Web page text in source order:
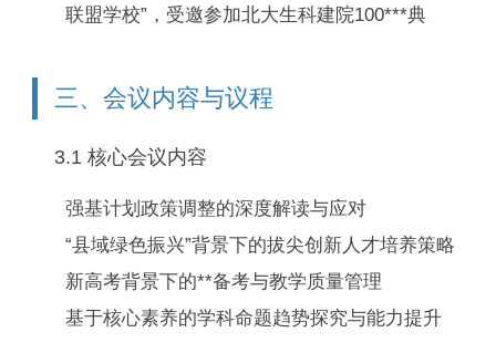
联盟学校”，受邀参加北大生科建院100***典
三、会议内容与议程
3.1 核心会议内容
强基计划政策调整的深度解读与应对
“县域绿色振兴”背景下的拔尖创新人才培养策略
新高考背景下的**备考与教学质量管理
基于核心素养的学科命题趋势探究与能力提升